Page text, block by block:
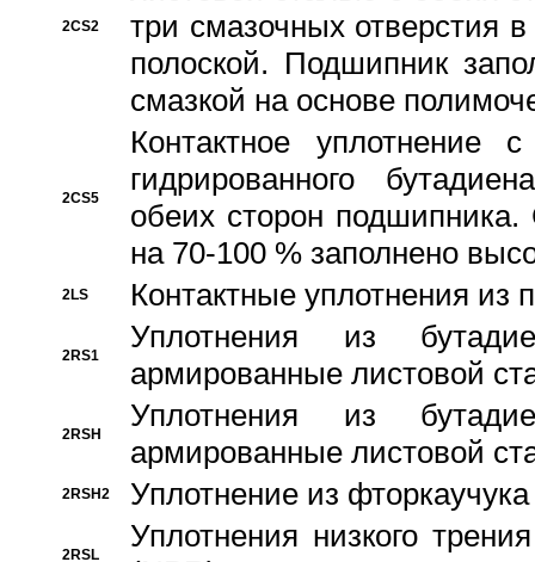
2CS2
три смазочных отверстия
полоской. Подшипник
смазкой на основе
2CS5
Контактное уплотнение
гидрированного
обеих сторон
на 70-100 % заполнено
2LS Контактные уплотнения из
2RS1
Уплотнения из
армированные листовой
2RSH
Уплотнения из
армированные листовой
2RSH2 Уплотнение из
2RSL
Уплотнения низкого